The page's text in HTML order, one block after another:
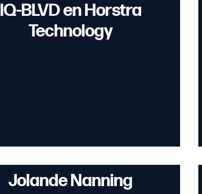
IQ-BLVD en Horstra
Technology
Jolande Nanning